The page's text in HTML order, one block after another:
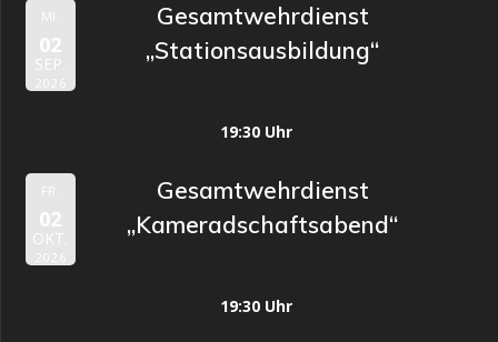
MI.
02
SEP.
2026
Gesamtwehrdienst
„Stationsausbildung“
19:30 Uhr
FR.
02
OKT.
2026
Gesamtwehrdienst
„Kameradschaftsabend“
19:30 Uhr